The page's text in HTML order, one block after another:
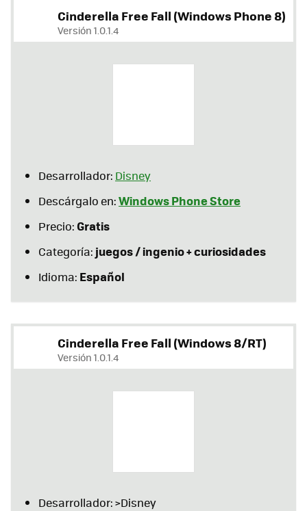
Cinderella Free Fall (Windows Phone 8)
Versión 1.0.1.4
Desarrollador: Disney
Descárgalo en:Windows Phone Store
Precio:Gratis
Categoría: juegos / ingenio + curiosidades
Idioma: Español
Cinderella Free Fall (Windows 8/RT)
Versión 1.0.1.4
Desarrollador: >Disney